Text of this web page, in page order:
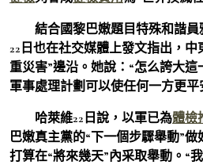
結合國黎巴嫩題目特殊和諧員
22日也在社交媒體上發文指出，
重災害”邊沿。她說：“怎么誇大
軍事處理計劃可以使任何一方更平
哈萊維22日說，以軍已為體檢
巴嫩真主黨的“下一個步驟舉動”做
打算在“將來幾天”內采取舉動。“